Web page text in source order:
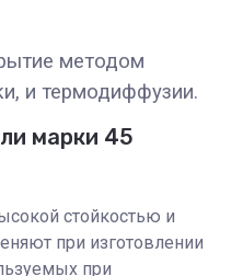
методом
и термодиффузии.
марки 45
стойкостью и
при изготовлении
при